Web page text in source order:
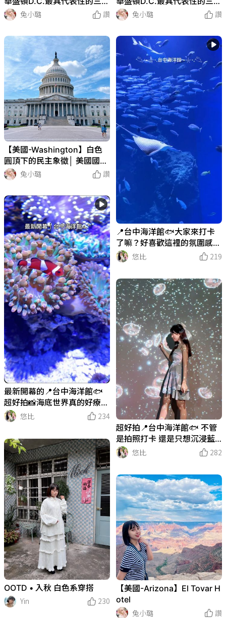
地標│ 白宮、華盛頓紀念碑、
林肯紀念堂
兔小璐 讚 地標│ 白宮、華盛頓紀念碑、
林肯紀念堂
兔小璐 讚
【美國-Washington】白色
圓頂下的民主象徵│ 美國國會
大廈 │ United States Capito
兔小璐 讚
📍台中海洋館🐟大家來打卡
了嘛？好喜歡這裡的氛圍感✨
拍照真的好美❤️ #台中海洋館
悠比 219
最新開幕的📍台中海洋館🐟
超好拍📸海底世界真的好療癒
～超美🎀 快點傳給你想一起
去海洋館的人˚⋅𓇼⋆ 𓆡⋆.˚
悠比
234
超好拍📍台中海洋館🐟 不管
是拍照打卡 還是只想沉浸藍
色海洋氛圍🐟 都很適合來這
～
悠比 282
OOTD • 入秋 白色系穿搭
Yin
230
【美國-Arizona】El Tovar H
otel
兔小璐
讚